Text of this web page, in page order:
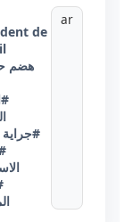
de
ar